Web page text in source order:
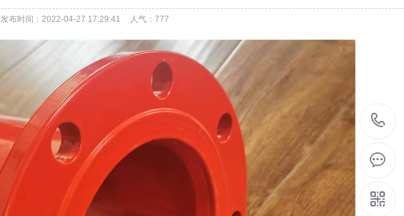
发布时间：2022-04-27 17:29:41 人气： 777